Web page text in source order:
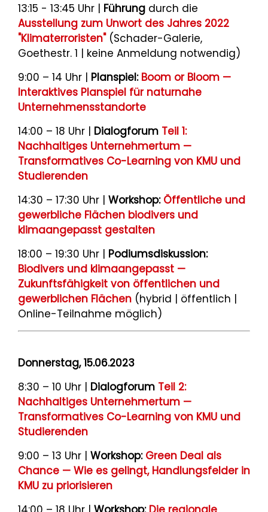
13:15 - 13:45 Uhr | Führung durch die
Ausstellung zum Unwort des Jahres 2022
"Klimaterroristen" (Schader-Galerie,
Goethestr. 1 | keine Anmeldung notwendig)
9:00 – 14 Uhr | Planspiel: Boom or Bloom —
Interaktives Planspiel für naturnahe
Unternehmensstandorte
14:00 – 18 Uhr | Dialogforum Teil 1:
Nachhaltiges Unternehmertum —
Transformatives Co-Learning von KMU und
Studierenden
14:30 – 17:30 Uhr | Workshop: Öffentliche und
gewerbliche Flächen biodivers und
klimaangepasst gestalten
18:00 – 19:30 Uhr | Podiumsdiskussion:
Biodivers und klimaangepasst —
Zukunftsfähigkeit von öffentlichen und
gewerblichen Flächen (hybrid | öffentlich |
Online-Teilnahme möglich)
Donnerstag, 15.06.2023
8:30 – 10 Uhr | Dialogforum Teil 2:
Nachhaltiges Unternehmertum —
Transformatives Co-Learning von KMU und
Studierenden
9:00 – 13 Uhr | Workshop: Green Deal als
Chance — Wie es gelingt, Handlungsfelder in
KMU zu priorisieren